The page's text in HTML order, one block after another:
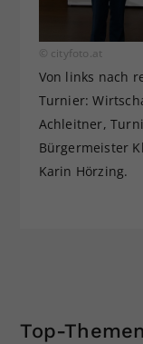
© cityfoto.at
Von links nach
Turnier:
Achleitner,
Bürgermeister
Karin Hörzing.
Top-